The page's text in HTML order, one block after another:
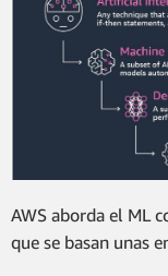
AWS aborda el ML
que se basan unas